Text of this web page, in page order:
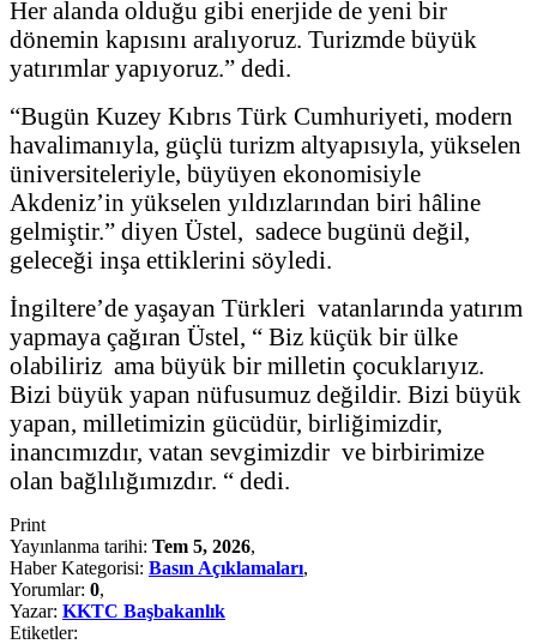
Her alanda olduğu gibi enerjide de yeni bir
dönemin kapısını aralıyoruz. Turizmde büyük
yatırımlar yapıyoruz.” dedi.
“Bugün Kuzey Kıbrıs Türk Cumhuriyeti, modern
havalimanıyla, güçlü turizm altyapısıyla, yükselen
üniversiteleriyle, büyüyen ekonomisiyle
Akdeniz’in yükselen yıldızlarından biri hâline
gelmiştir.” diyen Üstel, sadece bugünü değil,
geleceği inşa ettiklerini söyledi.
İngiltere’de yaşayan Türkleri vatanlarında yatırım
yapmaya çağıran Üstel, “ Biz küçük bir ülke
olabiliriz ama büyük bir milletin çocuklarıyız.
Bizi büyük yapan nüfusumuz değildir. Bizi büyük
yapan, milletimizin gücüdür, birliğimizdir,
inancımızdır, vatan sevgimizdir ve birbirimize
olan bağlılığımızdır. “ dedi.
Print
Yayınlanma tarihi: Tem 5, 2026,
Haber Kategorisi: Basın Açıklamaları,
Yorumlar: 0,
Yazar: KKTC Başbakanlık
Etiketler: